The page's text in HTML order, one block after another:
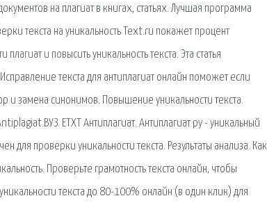
на плагиат в книгах, статьях. Лучшая программа
текста на уникальность Text.ru покажет процент
и повысить уникальность текста. Эта статья
текста для антиплагиат онлайн поможет если
и замена синонимов. Повышение уникальности текста.
ETXT Антиплагиат. Антиплагиат ру - уникальный
для проверки уникальности текста. Результаты анализа. Как
Проверьте грамотность текста онлайн, чтобы
текста до 80-100% онлайн (в один клик) для